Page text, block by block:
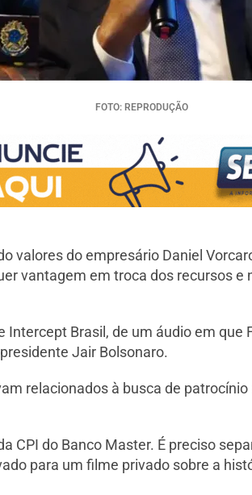
FOTO: REPRODUÇÃO
valores do empresário Daniel
vantagem em troca dos recursos
Brasil, de um áudio em que
Jair Bolsonaro.
relacionados à busca de
CPI do Banco Master. É preciso
para um filme privado sobre a